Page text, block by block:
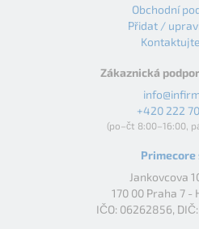
Obchodní
Přidat /
Zákaznická
+420 222
(po–čt 8:00–16:00,
Primecore
Jankovcova
170 00 Praha 7 -
IČO: 06262856,